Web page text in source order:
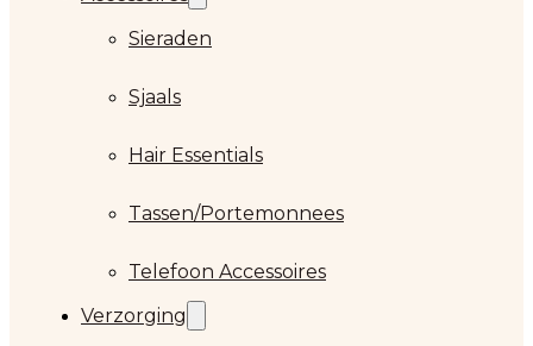
Sieraden
Sjaals
Hair Essentials
Tassen/Portemonnees
Telefoon Accessoires
Verzorging